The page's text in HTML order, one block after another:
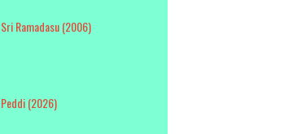
Sri Ramadasu (2006)
Peddi (2026)